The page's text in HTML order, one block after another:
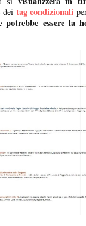
dei tag condizionali
essere la